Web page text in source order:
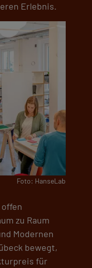
Erlebnis.
Foto: HanseLab
zu Raum
Modernen
bewegt,
für